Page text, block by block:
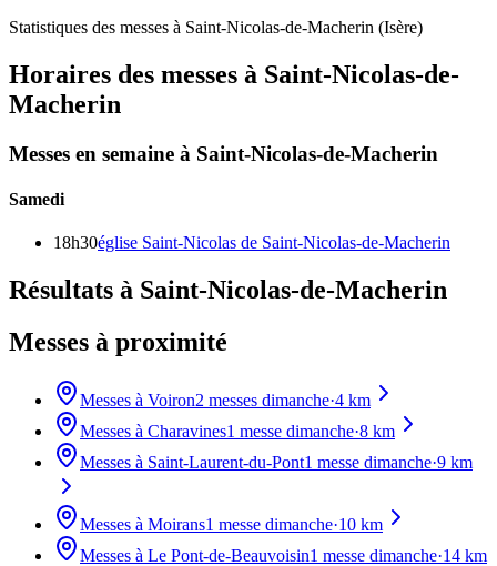
Statistiques des messes à Saint-Nicolas-de-Macherin (Isère)
Horaires des messes à Saint-Nicolas-de-
Macherin
Messes en semaine à Saint-Nicolas-de-Macherin
Samedi
18h30église Saint-Nicolas de Saint-Nicolas-de-Macherin
Résultats à Saint-Nicolas-de-Macherin
Messes à proximité
Messes à Voiron2 messes dimanche·4 km
Messes à Charavines1 messe dimanche·8 km
Messes à Saint-Laurent-du-Pont1 messe dimanche·9 km
Messes à Moirans1 messe dimanche·10 km
Messes à Le Pont-de-Beauvoisin1 messe dimanche·14 km